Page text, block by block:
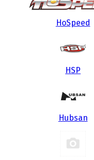
HoSpeed
HSP
Hubsan